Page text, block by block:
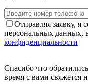
Отправляя заявку, я
персональных данных,
конфиденциальности
Спасибо что
время с вами свяжется